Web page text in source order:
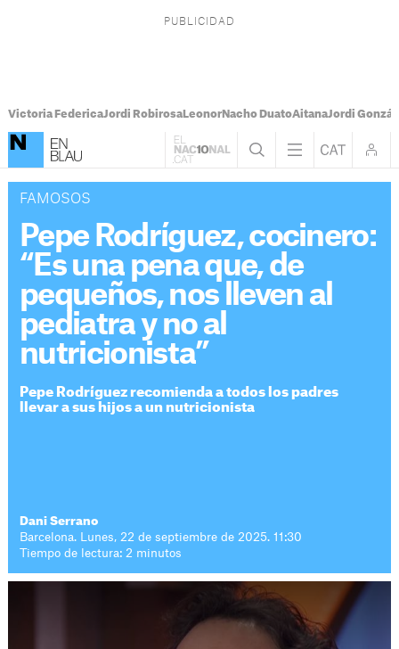
Victoria FedericaJordi RobirosaLeonorNacho DuatoAitanaJordi
FAMOSOS
Pepe Rodríguez, cocinero:
“Es una pena que, de
pequeños, nos lleven al
pediatra y no al
nutricionista”
Pepe Rodríguez recomienda a todos los padres
llevar a sus hijos a un nutricionista
Dani Serrano
Barcelona. Lunes, 22 de septiembre de 2025. 11:30
Tiempo de lectura: 2 minutos